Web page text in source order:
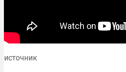
источник